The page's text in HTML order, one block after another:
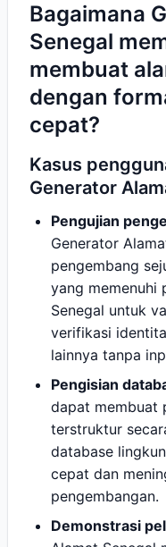
Bagaimana
Senegal
membuat
dengan
cepat?
Kasus
Generator
Pengujian
Generator
pengembang
yang memenuhi
Senegal untuk
verifikasi
lainnya tanpa
Pengisian
dapat membuat
terstruktur
database
cepat dan
pengembangan.
Demonstrasi